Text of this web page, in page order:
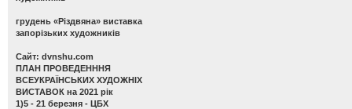
грудень «Різдвяна» виставка
запорізьких художників
Сайт: dvnshu.com
ПЛАН ПРОВЕДЕНННЯ
ВСЕУКРАЇНСЬКИХ ХУДОЖНІХ
ВИСТАВОК на 2021 рік
1)5 - 21 березня - ЦБХ